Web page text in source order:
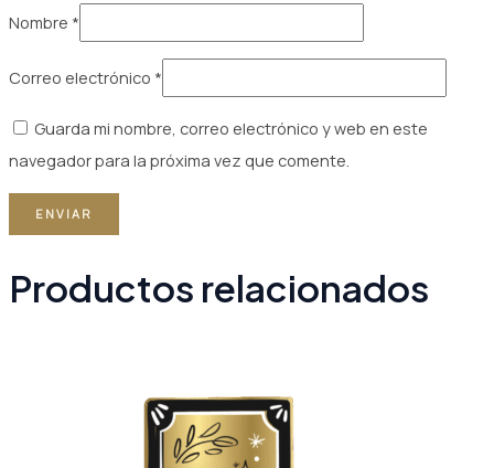
Nombre *
Correo electrónico *
Guarda mi nombre, correo electrónico y web en este
navegador para la próxima vez que comente.
Productos relacionados